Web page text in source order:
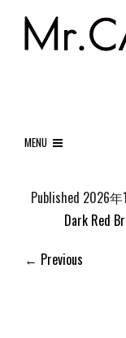
MENU
Published 2026年
Dark Red
← Previous